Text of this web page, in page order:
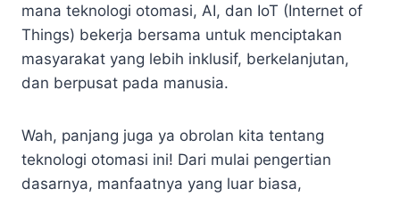
mana teknologi otomasi, AI, dan IoT (Internet of
Things) bekerja bersama untuk menciptakan
masyarakat yang lebih inklusif, berkelanjutan,
dan berpusat pada manusia.
Wah, panjang juga ya obrolan kita tentang
teknologi otomasi ini! Dari mulai pengertian
dasarnya, manfaatnya yang luar biasa,